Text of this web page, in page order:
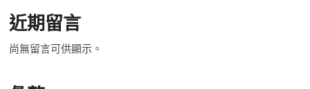
近期留言
尚無留言可供顯示。